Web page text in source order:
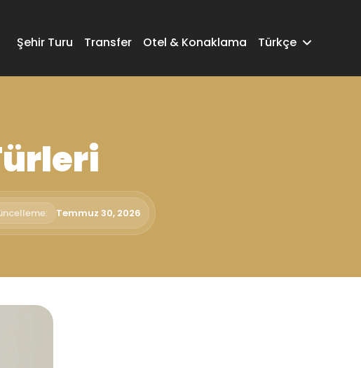
Şehir Turu Transfer Otel & Konaklama Türkçe
Temmuz 30, 2026